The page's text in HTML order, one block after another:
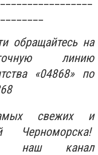
обращайтесь на
линию
«04868» по
свежих и
Черноморска!
наш канал